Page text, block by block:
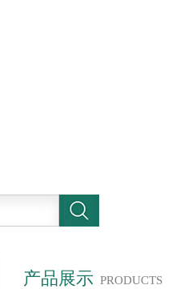
产品展示 PRODUCTS